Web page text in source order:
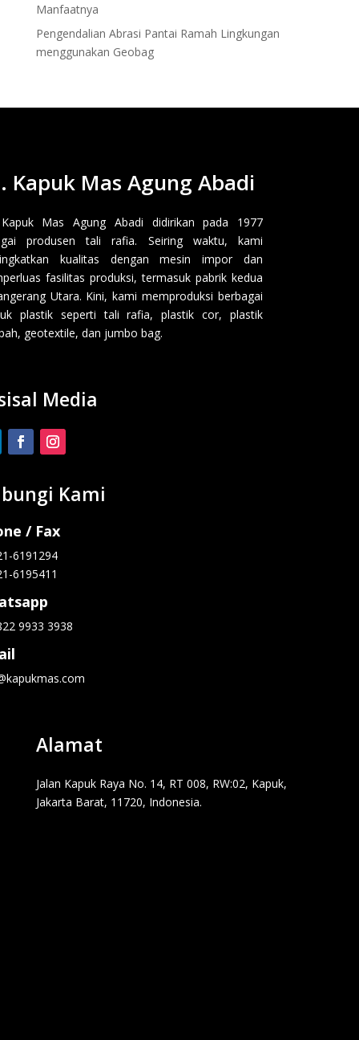
Manfaatnya
Pengendalian Abrasi Pantai Ramah Lingkungan
menggunakan Geobag
Kapuk Mas Agung Abadi
Mas Agung Abadi didirikan pada 1977
produsen tali rafia. Seiring waktu, kami
kualitas dengan mesin impor dan
fasilitas produksi, termasuk pabrik kedua
Utara. Kini, kami memproduksi berbagai
plastik seperti tali rafia, plastik cor, plastik
geotextile, dan jumbo bag.
Media
Kami
/ Fax
6191294
6195411
9933 3938
Alamat
Jalan Kapuk Raya No. 14, RT 008, RW:02, Kapuk,
Jakarta Barat, 11720, Indonesia.